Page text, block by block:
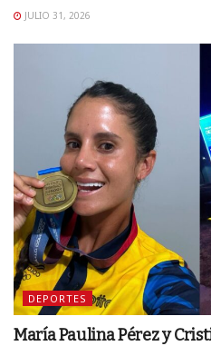
JULIO 31, 2026
DEPORTES
María Paulina Pérez y